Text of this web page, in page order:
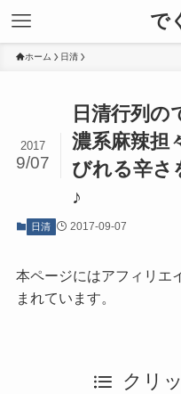
で
ホーム 日清
日清行列
濃系麻辣担
びれる辛さ
♪
2017
9/07
日清 2017-09-07
本ページにはアフィリエ
まれています。
クリ